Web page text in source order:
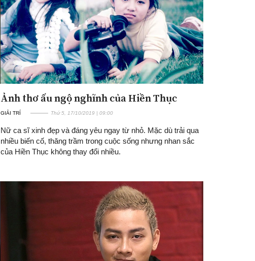
Ảnh thơ ấu ngộ nghĩnh của Hiền Thục
GIẢI TRÍ Thứ 5, 17/10/2019 | 09:00
Nữ ca sĩ xinh đẹp và đáng yêu ngay từ nhỏ. Mặc dù trải qua
nhiều biến cố, thăng trầm trong cuộc sống nhưng nhan sắc
của Hiền Thục không thay đổi nhiều.